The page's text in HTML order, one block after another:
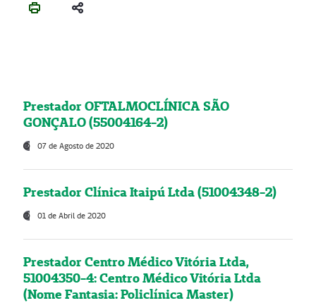
Prestador OFTALMOCLÍNICA SÃO
GONÇALO (55004164-2)
07 de Agosto de 2020
Prestador Clínica Itaipú Ltda (51004348-2)
01 de Abril de 2020
Prestador Centro Médico Vitória Ltda,
51004350-4: Centro Médico Vitória Ltda
(Nome Fantasia: Policlínica Master)